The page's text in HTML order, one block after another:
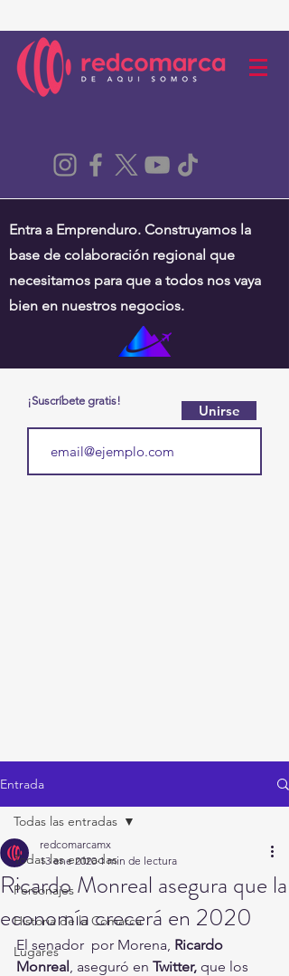
Entra a Emprenduro. Construyamos la
base de colaboración regional que
necesitamos para que a todos nos vaya
bien en nuestros negocios.
¡Suscríbete gratis!
Unirse
Entrada
Todas las entradas
Personajes
Historia de la Comarca
Lugares
Todas las entradas
Ricardo Monreal asegura que la
economía crecerá en 2020
redcomarcamx
13 ene 2020 1 min de lectura
El senador  por Morena, Ricardo
Monreal, aseguró en Twitter, que los